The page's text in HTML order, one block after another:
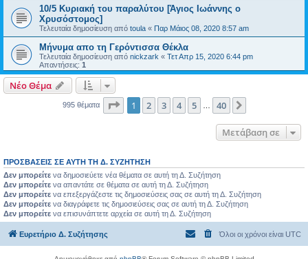
10/5 Κυριακή του παραλύτου [Άγιος Ιωάννης ο
Χρυσόστομος]
Τελευταία δημοσίευση από toula « Παρ Μάιος 08, 2020 8:57 am
Μήνυμα απο τη Γερόντισσα Θέκλα
Τελευταία δημοσίευση από nickzark « Τετ Απρ 15, 2020 6:44 pm
Απαντήσεις: 1
Νέο Θέμα
995 θέματα Σελίδα από40
1 2 3 4 5 40
Μετάβαση σε
ΠΡΟΣΒΆΣΕΙΣ ΣΕ ΑΥΤΉ ΤΗ Δ. ΣΥΖΉΤΗΣΗ
Δεν μπορείτε να δημοσιεύετε νέα θέματα σε αυτή τη Δ. Συζήτηση
Δεν μπορείτε να απαντάτε σε θέματα σε αυτή τη Δ. Συζήτηση
Δεν μπορείτε να επεξεργάζεστε τις δημοσιεύσεις σας σε αυτή τη Δ. Συζήτηση
Δεν μπορείτε να διαγράφετε τις δημοσιεύσεις σας σε αυτή τη Δ. Συζήτηση
Δεν μπορείτε να επισυνάπτετε αρχεία σε αυτή τη Δ. Συζήτηση
Ευρετήριο Δ. Συζήτησης Όλοι οι χρόνοι είναι UTC